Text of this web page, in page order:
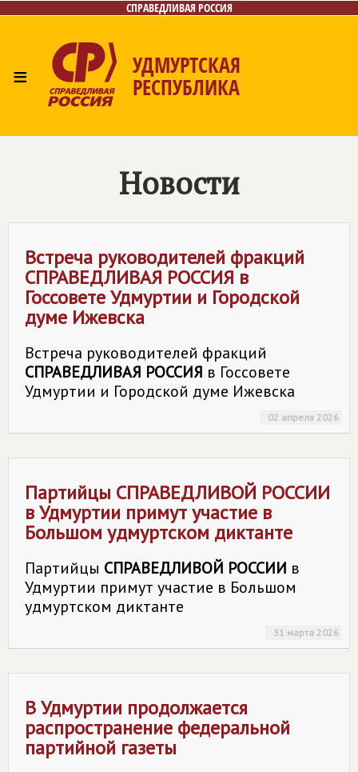
СПРАВЕДЛИВАЯ РОССИЯ
≡ УДМУРТСКАЯ
РЕСПУБЛИКА
Новости
Встреча руководителей фракций
СПРАВЕДЛИВАЯ РОССИЯ в
Госсовете Удмуртии и Городской
думе Ижевска
Встреча руководителей фракций
СПРАВЕДЛИВАЯ РОССИЯ в Госсовете
Удмуртии и Городской думе Ижевска
02 апреля 2026
Партийцы СПРАВЕДЛИВОЙ РОССИИ
в Удмуртии примут участие в
Большом удмуртском диктанте
Партийцы СПРАВЕДЛИВОЙ РОССИИ в
Удмуртии примут участие в Большом
удмуртском диктанте
31 марта 2026
В Удмуртии продолжается
распространение федеральной
партийной газеты